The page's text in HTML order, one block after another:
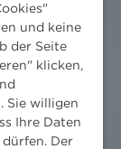
und keine
der Seite
klicken,
Sie willigen
Ihre Daten
Der